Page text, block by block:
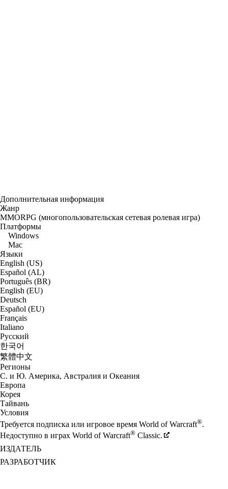
Дополнительная информация
Жанр
MMORPG (многопользовательская сетевая ролевая игра)
Платформы
Windows
Mac
Языки
English (US)
Español (AL)
Português (BR)
English (EU)
Deutsch
Español (EU)
Français
Italiano
Русский
한국어
繁體中文
Регионы
С. и Ю. Америка, Австралия и Океания
Европа
Корея
Тайвань
Условия
Требуется подписка или игровое время World of Warcraft®.
Недоступно в играх World of Warcraft® Classic.
ИЗДАТЕЛЬ
РАЗРАБОТЧИК